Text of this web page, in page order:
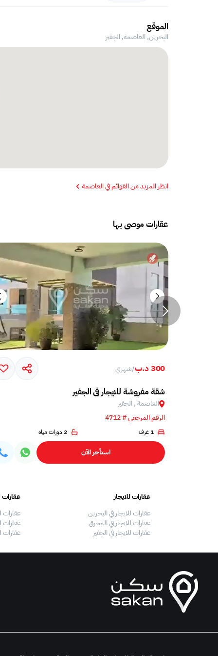
الموقع
البحرين, العاصمة,الجفير
انظر المزيد من القوائم في العاصمة
عقارات موصى بها
300 د.ب /شهري
شقة مفروشة للايجار في الجفير
العاصمة , الجفير
الرقم المرجعي # 4712
1 غرف 2 دورات مياه
استأجر الآن
عقارات للايجار
عقارات للايجار في البحرين
عقارات للايجار في المحرق
عقارات للايجار في الجفير
عقارات
عقارات
عقارات
عقارات